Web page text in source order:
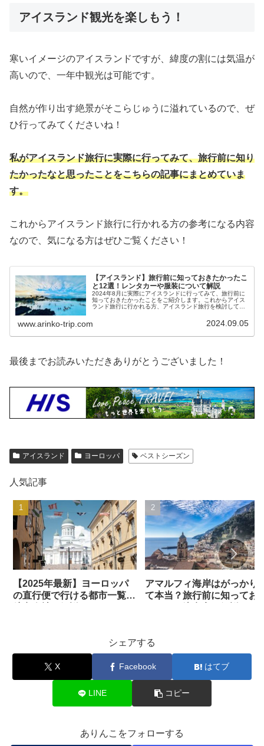
アイスランド観光を楽しもう！
寒いイメージのアイスランドですが、緯度の割には気温が
高いので、一年中観光は可能です。
自然が作り出す絶景がそこらじゅうに溢れているので、ぜ
ひ行ってみてくださいね！
私がアイスランド旅行に実際に行ってみて、旅行前に知り
たかったなと思ったことをこちらの記事にまとめていま
す。
これからアイスランド旅行に行かれる方の参考になる内容
なので、気になる方はぜひご覧ください！
【アイスランド】旅行前に知っておきたかったこ
と12選！レンタカーや服装について解説
2024年8月に実際にアイスランドに行ってみて、旅行前に
知っておきたかったことをご紹介します。これからアイス
ランド旅行に行かれる方、アイスランド旅行を検討してい
www.arinko-trip.com 2024.09.05
最後までお読みいただきありがとうございました！
アイスランド ヨーロッパ ベストシーズン
人気記事
【2025年最新】ヨーロッパ
の直行便で行ける都市一覧！
アマルフィ海岸はがっかり
て本当？旅行前に知ってお
シェアする
X Facebook はてブ
LINE コピー
ありんこをフォローする